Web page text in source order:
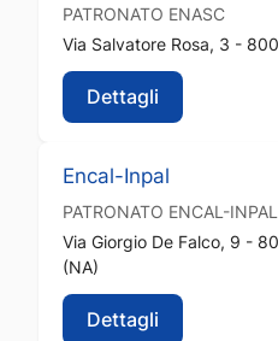
PATRONATO ENASC
Via Salvatore Rosa, 3 -
Dettagli
Encal-Inpal
PATRONATO ENCAL-INPAL
Via Giorgio De Falco, 9 -
(NA)
Dettagli